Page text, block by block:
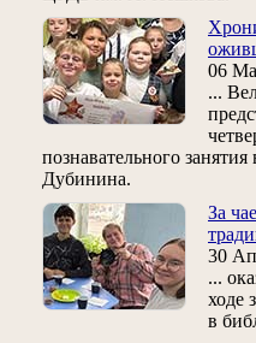
06
...
познавательного
Дубинина.
За
30
...
ходе
в